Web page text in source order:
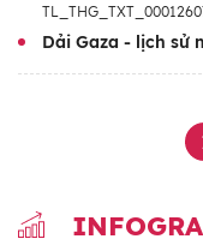
Gaza. Hơn
hoặc phá hủy
triệu người ở
Trẻ em, phụ
trong khi gần
Dải Gaza - lịch sử